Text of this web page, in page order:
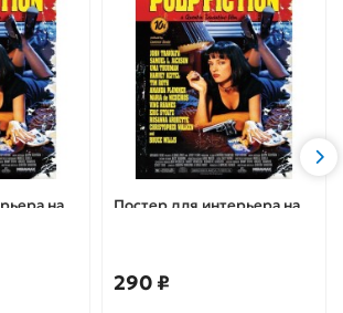
на
Постер для интерьера на
290 ₽